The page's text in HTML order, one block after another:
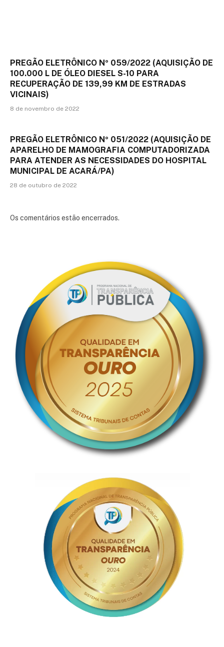
PREGÃO ELETRÔNICO Nº 059/2022 (AQUISIÇÃO DE
100.000 L DE ÓLEO DIESEL S-10 PARA
RECUPERAÇÃO DE 139,99 KM DE ESTRADAS
VICINAIS)
8 de novembro de 2022
PREGÃO ELETRÔNICO Nº 051/2022 (AQUISIÇÃO DE
APARELHO DE MAMOGRAFIA COMPUTADORIZADA
PARA ATENDER AS NECESSIDADES DO HOSPITAL
MUNICIPAL DE ACARÁ/PA)
28 de outubro de 2022
Os comentários estão encerrados.